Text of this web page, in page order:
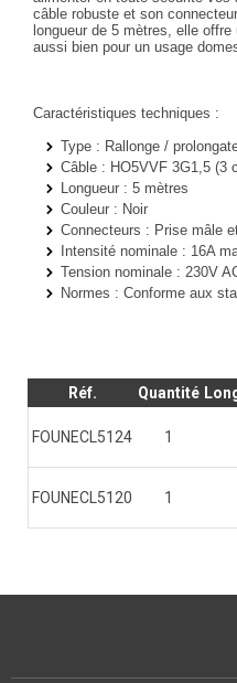
câble robuste et son
longueur de 5 mètres, elle
aussi bien pour un usage
Caractéristiques techniques :
Type : Rallonge /
Câble : HO5VVF 3G1,5 (3
Longueur : 5 mètres
Couleur : Noir
Connecteurs : Prise mâle
Intensité nominale : 16A
Tension nominale : 230V
Normes : Conforme aux
Réf. Quantité
FOUNECL5124 1
FOUNECL5120 1